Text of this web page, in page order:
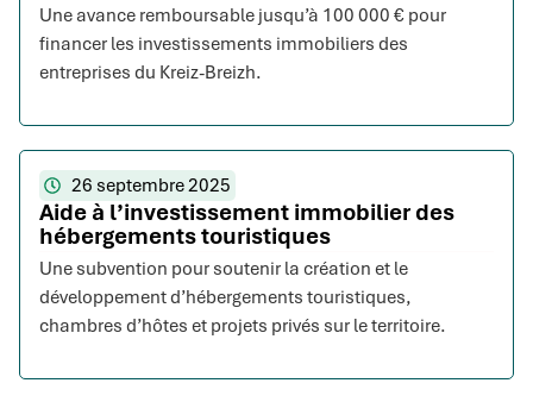
Une avance remboursable jusqu’à 100 000 € pour
financer les investissements immobiliers des
entreprises du Kreiz-Breizh.
26 septembre 2025
Aide à l’investissement immobilier des
hébergements touristiques
Une subvention pour soutenir la création et le
développement d’hébergements touristiques,
chambres d’hôtes et projets privés sur le territoire.